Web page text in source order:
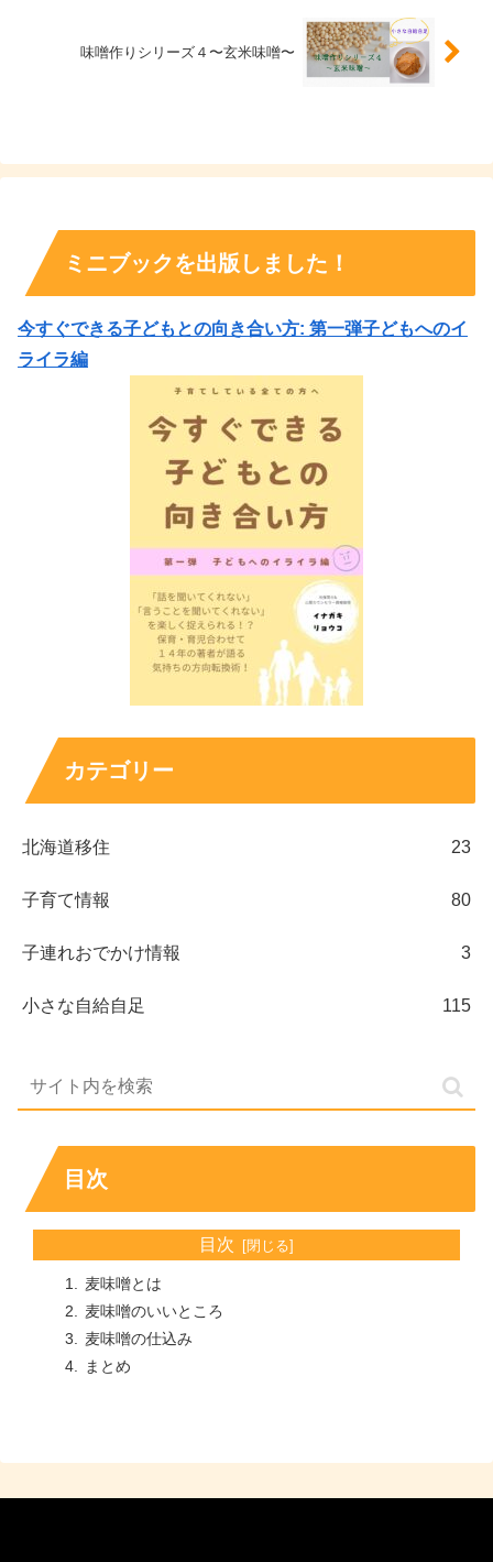
味噌作りシリーズ４〜玄米味噌〜
ミニブックを出版しました！
今すぐできる子どもとの向き合い方: 第一弾子どもへのイ
ライラ編
カテゴリー
北海道移住 23
子育て情報 80
子連れおでかけ情報 3
小さな自給自足 115
目次
目次
麦味噌とは
麦味噌のいいところ
麦味噌の仕込み
まとめ